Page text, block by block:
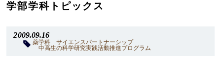
学部学科トピックス
2009.09.16
薬学科
サイエンスパートナーシップ
中高生の科学研究実践活動推進プログラム